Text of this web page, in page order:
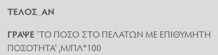
ΤΕΛΟΣ ΑΝ
ΓΡΑΨΕ 'ΤΟ ΠΟΣΟ ΣΤΟ ΠΕΛΑΤΩΝ ΜΕ ΕΠΙΘΥΜΗΤΗ
ΠΟΣΟΤΗΤΑ' ,Μ/ΠΛ*100